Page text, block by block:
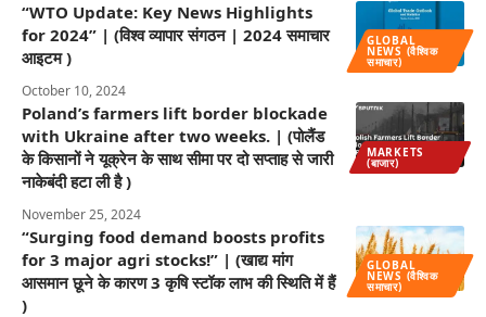
GLOBAL
NEWS (वैश्विक
समाचार)
“WTO Update: Key News Highlights
for 2024” | (विश्व व्यापार संगठन | 2024 समाचार
आइटम )
October 10, 2024
MARKETS
(बाजार)
Poland’s farmers lift border blockade
with Ukraine after two weeks. | (पोलैंड
के किसानों ने यूक्रेन के साथ सीमा पर दो सप्ताह से जारी
नाकेबंदी हटा ली है )
November 25, 2024
GLOBAL
NEWS (वैश्विक
समाचार)
“Surging food demand boosts profits
for 3 major agri stocks!” | (खाद्य मांग
आसमान छूने के कारण 3 कृषि स्टॉक लाभ की स्थिति में हैं
)